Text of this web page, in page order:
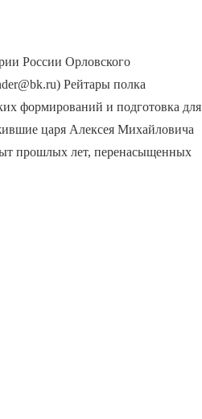
России Орловского
Рейтары полка
формирований и подготовка для
царя Алексея Михайловича
прошлых лет, перенасыщенных